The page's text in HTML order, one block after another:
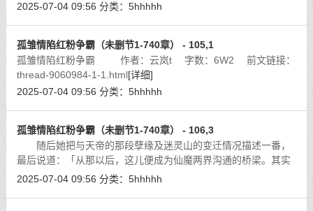
2025-07-04 09:56 分类： 5hhhhh
孤雏情陷红粉争霸（未删节1-740章） - 105,1
孤雏情陷红粉争霸 作者：云岚t 字数：6W2 前文链接：
thread-9060984-1-1.html[详细]
2025-07-04 09:56 分类： 5hhhhh
孤雏情陷红粉争霸（未删节1-740章） - 106,3
随后她把与天帝的那段孽缘及迷灵山的变迁情况描述一番，
最后说道：「从那以后，这儿便成为仙魔两界沟通的桥梁。其实
你身为魔界圣女，大可在魔界任意纵横，仙界不是你该去的地
2025-07-04 09:56 分类： 5hhhhh